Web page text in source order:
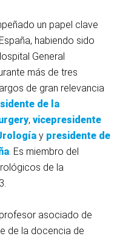
un papel clave
habiendo sido
General
más de tres
de gran relevancia
de la
, vicepresidente
y presidente de
. Es miembro del
de la
asociado de
de la docencia de